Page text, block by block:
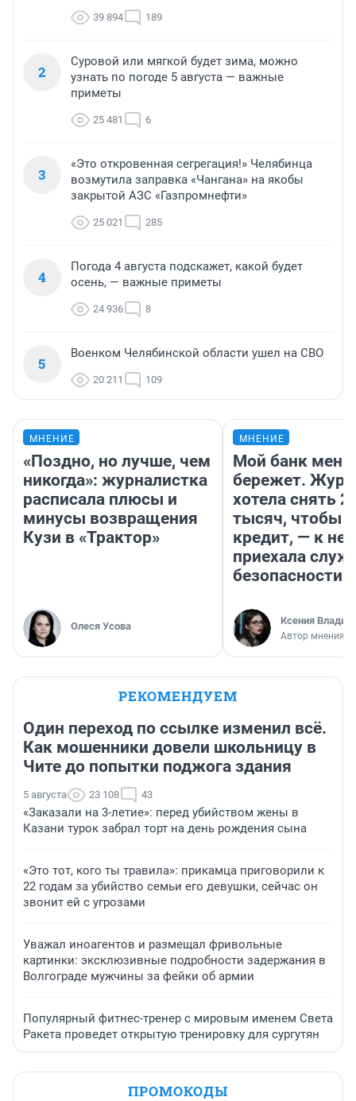
39 894 189
2
Суровой или мягкой будет зима, можно
узнать по погоде 5 августа — важные
приметы
25 481 6
3
«Это откровенная сегрегация!» Челябинца
возмутила заправка «Чангана» на якобы
закрытой АЗС «Газпромнефти»
25 021 285
4
Погода 4 августа подскажет, какой будет
осень, — важные приметы
24 936 8
5
Военком Челябинской области ушел на СВО
20 211 109
МНЕНИЕ
«Поздно, но лучше, чем
никогда»: журналистка
расписала плюсы и
минусы возвращения
Кузи в «Трактор»
Олеся Усова
МНЕНИЕ
Мой банк меня
бережет.
хотела снять
тысяч, чтобы
кредит, — к
приехала
безопасности
Ксения
Автор мнения
РЕКОМЕНДУЕМ
Один переход по ссылке изменил всё.
Как мошенники довели школьницу в
Чите до попытки поджога здания
5 августа 23 108 43
«Заказали на 3-летие»: перед убийством жены в
Казани турок забрал торт на день рождения сына
«Это тот, кого ты травила»: прикамца приговорили к
22 годам за убийство семьи его девушки, сейчас он
звонит ей с угрозами
Уважал иноагентов и размещал фривольные
картинки: эксклюзивные подробности задержания в
Волгограде мужчины за фейки об армии
Популярный фитнес-тренер с мировым именем Света
Ракета проведет открытую тренировку для сургутян
ПРОМОКОДЫ